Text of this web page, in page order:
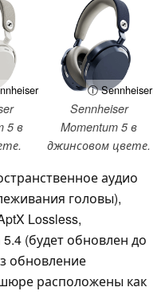
5 в
ⓘ Sennheiser
Sennheiser
Momentum 5 в
джинсовом цвете.
аудио
головы),
Lossless,
(будет обновлен до
обновление
расположены как